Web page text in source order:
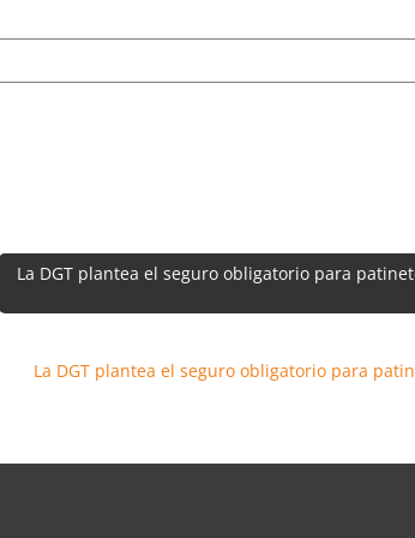
La DGT plantea el seguro obligatorio para
La DGT plantea el seguro obligatorio para